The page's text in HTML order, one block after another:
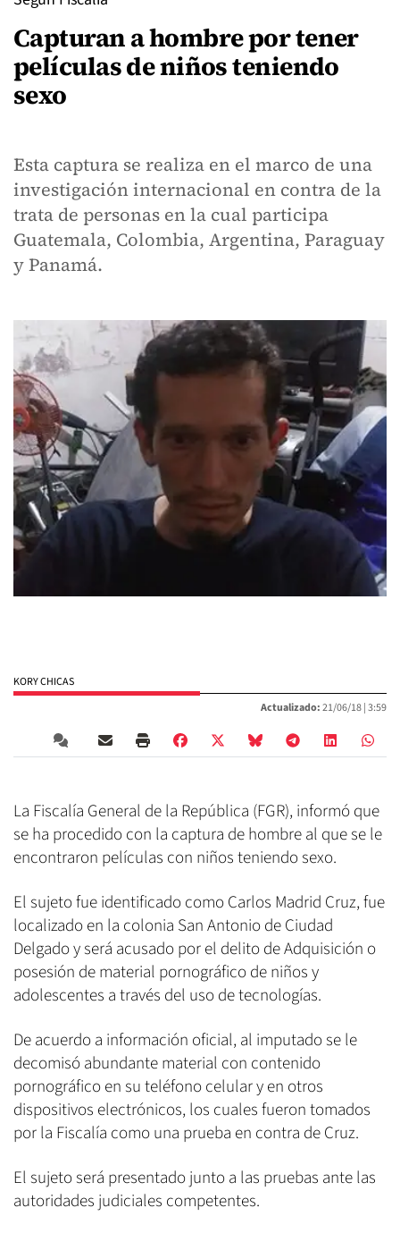
Capturan a hombre por tener
películas de niños teniendo
sexo
Esta captura se realiza en el marco de una
investigación internacional en contra de la
trata de personas en la cual participa
Guatemala, Colombia, Argentina, Paraguay
y Panamá.
KORY CHICAS
Actualizado:21/06/18 |3:59
La Fiscalía General de la República (FGR), informó que
se ha procedido con la captura de hombre al que se le
encontraron películas con niños teniendo sexo.
El sujeto fue identificado como Carlos Madrid Cruz, fue
localizado en la colonia San Antonio de Ciudad
Delgado y será acusado por el delito de Adquisición o
posesión de material pornográfico de niños y
adolescentes a través del uso de tecnologías.
De acuerdo a información oficial, al imputado se le
decomisó abundante material con contenido
pornográfico en su teléfono celular y en otros
dispositivos electrónicos, los cuales fueron tomados
por la Fiscalía como una prueba en contra de Cruz.
El sujeto será presentado junto a las pruebas ante las
autoridades judiciales competentes.